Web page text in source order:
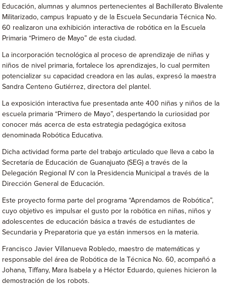
Educación, alumnas y alumnos pertenecientes al Bachillerato Bivalente
Militarizado, campus Irapuato y de la Escuela Secundaria Técnica No.
60 realizaron una exhibición interactiva de robótica en la Escuela
Primaria “Primero de Mayo” de esta ciudad.
La incorporación tecnológica al proceso de aprendizaje de niñas y
niños de nivel primaria, fortalece los aprendizajes, lo cual permiten
potencializar su capacidad creadora en las aulas, expresó la maestra
Sandra Centeno Gutiérrez, directora del plantel.
La exposición interactiva fue presentada ante 400 niñas y niños de la
escuela primaria “Primero de Mayo”, despertando la curiosidad por
conocer más acerca de esta estrategia pedagógica exitosa
denominada Robótica Educativa.
Dicha actividad forma parte del trabajo articulado que lleva a cabo la
Secretaría de Educación de Guanajuato (SEG) a través de la
Delegación Regional IV con la Presidencia Municipal a través de la
Dirección General de Educación.
Este proyecto forma parte del programa “Aprendamos de Robótica”,
cuyo objetivo es impulsar el gusto por la robótica en niñas, niños y
adolescentes de educación básica a través de estudiantes de
Secundaria y Preparatoria que ya están inmersos en la materia.
Francisco Javier Villanueva Robledo, maestro de matemáticas y
responsable del área de Robótica de la Técnica No. 60, acompañó a
Johana, Tiffany, Mara Isabela y a Héctor Eduardo, quienes hicieron la
demostración de los robots.